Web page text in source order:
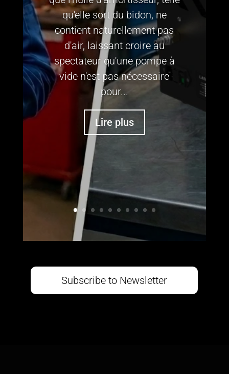
qu'elle sort du bidon, ne
contient naturellement pas
d'air, laissant croire au
spectateur qu'une pompe à
vide n'est pas nécessaire
pour...
Lire plus
Subscribe to Newsletter